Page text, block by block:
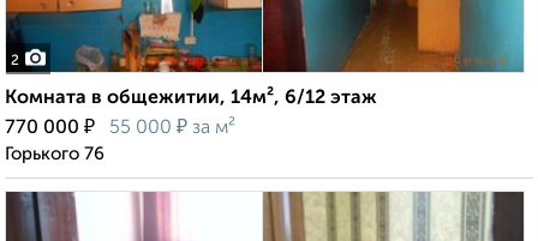
2
Комната в общежитии, 14м², 6/12 этаж
770 000 ₽ 55 000 ₽ за м²
Горького 76